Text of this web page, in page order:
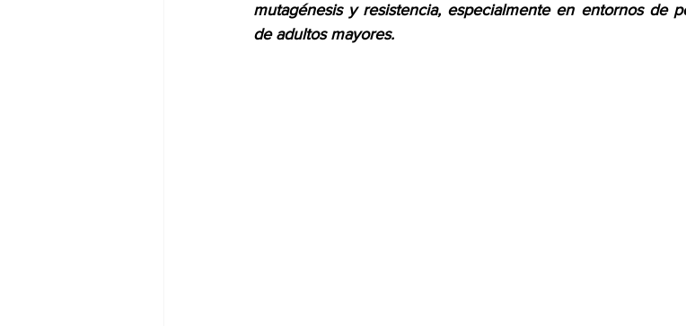
Consulta Externa especial Editorial especial Gremiales especial
mutagénesis y resistencia, especialmente en entornos de
de adultos mayores.